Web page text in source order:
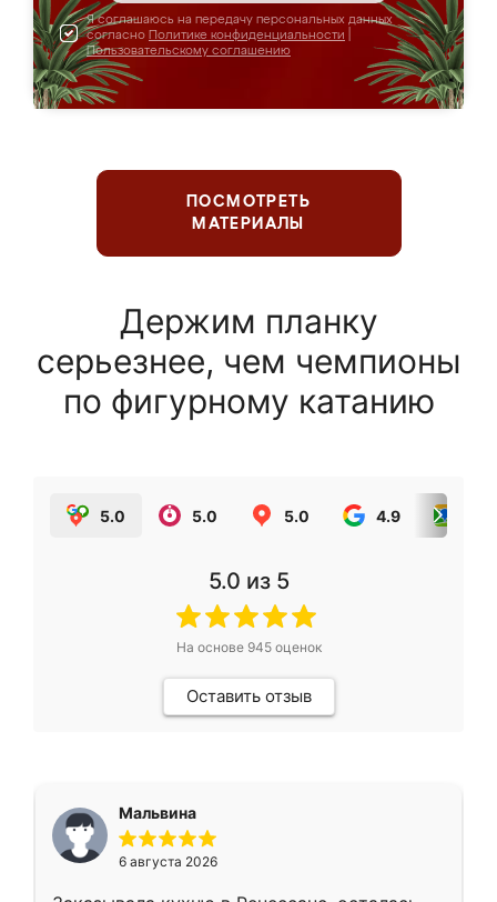
Я соглашаюсь на передачу персональных данных
согласно Политике конфиденциальности
Пользовательскому соглашению
ПОСМОТРЕТЬ
МАТЕРИАЛЫ
Держим планку
серьезнее, чем чемпионы
по фигурному катанию
5.0 5.0 5.0 4.9
5.0 из 5
На основе 945оценок
Оставить отзыв
Мальвина
6 августа 2026